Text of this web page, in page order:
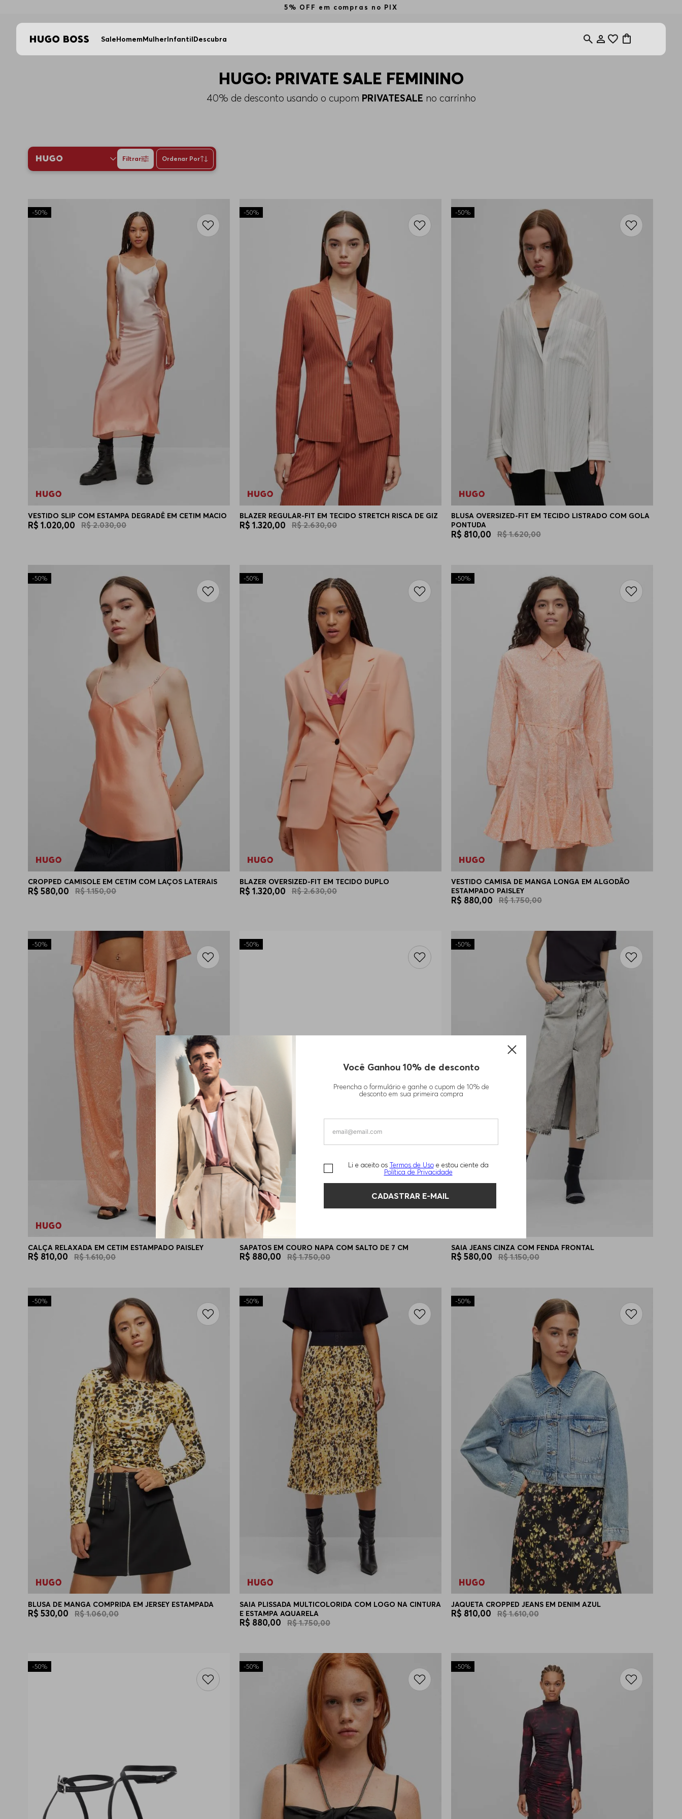
Utilize o cupom BEMVINDO na primeira compra e ganhe 10%OFF
Você Ganhou 10% de desconto
Preencha o formulário e ganhe o cupom de 10% de
desconto em sua primeira compra
Li e aceito os Termos de Uso e estou ciente da
Política de Privacidade
CADASTRAR E-MAIL
SaleHomemMulherInfantilDescubra
HUGO: PRIVATE SALE FEMININO
40% de desconto usando o cupom PRIVATESALE no carrinho
Filtrar Ordenar Por
-50%
VESTIDO SLIP COM ESTAMPA DEGRADÊ EM CETIM MACIO
R$ 1.020,00 R$ 2.030,00
-50%
BLAZER REGULAR-FIT EM TECIDO STRETCH RISCA DE GIZ
R$ 1.320,00 R$ 2.630,00
-50%
BLUSA OVERSIZED-FIT EM TECIDO LISTRADO COM GOLA
PONTUDA
R$ 810,00 R$ 1.620,00
-50%
CROPPED CAMISOLE EM CETIM COM LAÇOS LATERAIS
R$ 580,00 R$ 1.150,00
-50%
BLAZER OVERSIZED-FIT EM TECIDO DUPLO
R$ 1.320,00 R$ 2.630,00
-50%
VESTIDO CAMISA DE MANGA LONGA EM ALGODÃO
ESTAMPADO PAISLEY
R$ 880,00 R$ 1.750,00
-50%
CALÇA RELAXADA EM CETIM ESTAMPADO PAISLEY
R$ 810,00 R$ 1.610,00
-50%
SAPATOS EM COURO NAPA COM SALTO DE 7 CM
R$ 880,00 R$ 1.750,00
-50%
SAIA JEANS CINZA COM FENDA FRONTAL
R$ 580,00 R$ 1.150,00
-50%
BLUSA DE MANGA COMPRIDA EM JERSEY ESTAMPADA
R$ 530,00 R$ 1.060,00
-50%
SAIA PLISSADA MULTICOLORIDA COM LOGO NA CINTURA
E ESTAMPA AQUARELA
R$ 880,00 R$ 1.750,00
-50%
JAQUETA CROPPED JEANS EM DENIM AZUL
R$ 810,00 R$ 1.610,00
-50% -50% -50%